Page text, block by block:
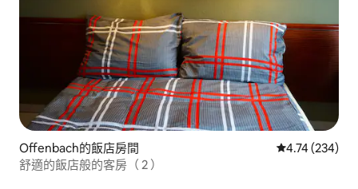
Offenbach的飯店房間 從 234 則評價
4.74 (234)
舒適的飯店般的客房（ 2 ）